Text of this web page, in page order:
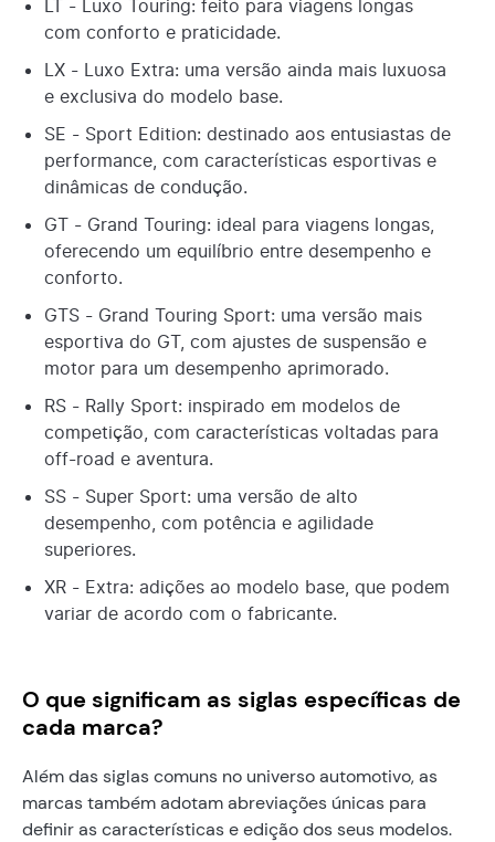
LT - Luxo Touring: feito para viagens longas
com conforto e praticidade.
LX - Luxo Extra: uma versão ainda mais luxuosa
e exclusiva do modelo base.
SE - Sport Edition: destinado aos entusiastas de
performance, com características esportivas e
dinâmicas de condução.
GT - Grand Touring: ideal para viagens longas,
oferecendo um equilíbrio entre desempenho e
conforto.
GTS - Grand Touring Sport: uma versão mais
esportiva do GT, com ajustes de suspensão e
motor para um desempenho aprimorado.
RS - Rally Sport: inspirado em modelos de
competição, com características voltadas para
off-road e aventura.
SS - Super Sport: uma versão de alto
desempenho, com potência e agilidade
superiores.
XR - Extra: adições ao modelo base, que podem
variar de acordo com o fabricante.
O que significam as siglas específicas de
cada marca?
Além das siglas comuns no universo automotivo, as
marcas também adotam abreviações únicas para
definir as características e edição dos seus modelos.